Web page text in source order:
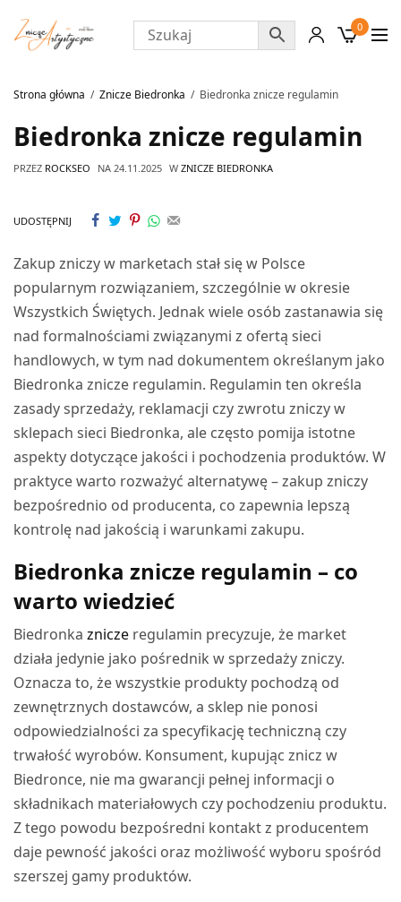
0
Strona główna Znicze Biedronka Biedronka znicze regulamin
Biedronka znicze regulamin
PRZEZ ROCKSEO NA 24.11.2025 W ZNICZE BIEDRONKA
UDOSTĘPNIJ
Zakup zniczy w marketach stał się w Polsce
popularnym rozwiązaniem, szczególnie w okresie
Wszystkich Świętych. Jednak wiele osób zastanawia się
nad formalnościami związanymi z ofertą sieci
handlowych, w tym nad dokumentem określanym jako
Biedronka znicze regulamin. Regulamin ten określa
zasady sprzedaży, reklamacji czy zwrotu zniczy w
sklepach sieci Biedronka, ale często pomija istotne
aspekty dotyczące jakości i pochodzenia produktów. W
praktyce warto rozważyć alternatywę – zakup zniczy
bezpośrednio od producenta, co zapewnia lepszą
kontrolę nad jakością i warunkami zakupu.
Biedronka znicze regulamin – co
warto wiedzieć
Biedronkaznicze regulamin precyzuje, że market
działa jedynie jako pośrednik w sprzedaży zniczy.
Oznacza to, że wszystkie produkty pochodzą od
zewnętrznych dostawców, a sklep nie ponosi
odpowiedzialności za specyfikację techniczną czy
trwałość wyrobów. Konsument, kupując znicz w
Biedronce, nie ma gwarancji pełnej informacji o
składnikach materiałowych czy pochodzeniu produktu.
Z tego powodu bezpośredni kontakt z producentem
daje pewność jakości oraz możliwość wyboru spośród
szerszej gamy produktów.